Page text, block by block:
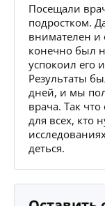
Посещали
подростком.
внимателен и
конечно был
успокоил его
Результаты
дней, и мы
врача. Так
для всех, кто
деться.